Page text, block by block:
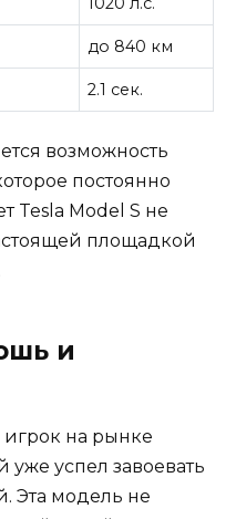
до 840 км
2.1 сек.
возможность
постоянно
Tesla Model S не
площадкой
и
на рынке
успел завоевать
Эта модель не